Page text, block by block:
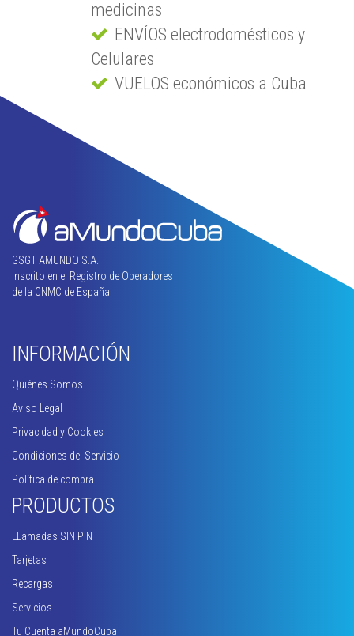
medicinas
ENVÍOS electrodomésticos y
Celulares
VUELOS económicos a Cuba
GSGT AMUNDO S.A.
Inscrito en el Registro de Operadores
de la CNMC de España
INFORMACIÓN
Quiénes Somos
Aviso Legal
Privacidad y Cookies
Condiciones del Servicio
Política de compra
PRODUCTOS
LLamadas SIN PIN
Tarjetas
Recargas
Servicios
Tu Cuenta aMundoCuba